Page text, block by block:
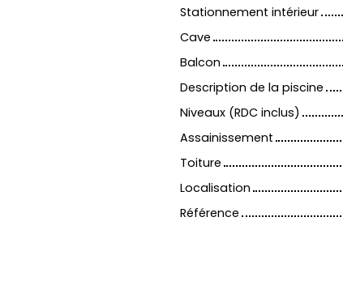
Stationnement intérieur
Cave
Balcon
Description de la piscine
Niveaux (RDC inclus)
Assainissement
Toiture
Localisation
Référence